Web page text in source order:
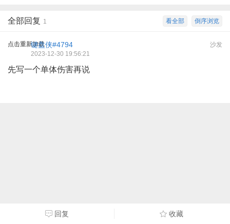
倒序浏览
看全部
全部回复 1
点击重新加载 沙发
键盘侠#4794
2023-12-30 19:56:21
先写一个单体伤害再说
回复 收藏